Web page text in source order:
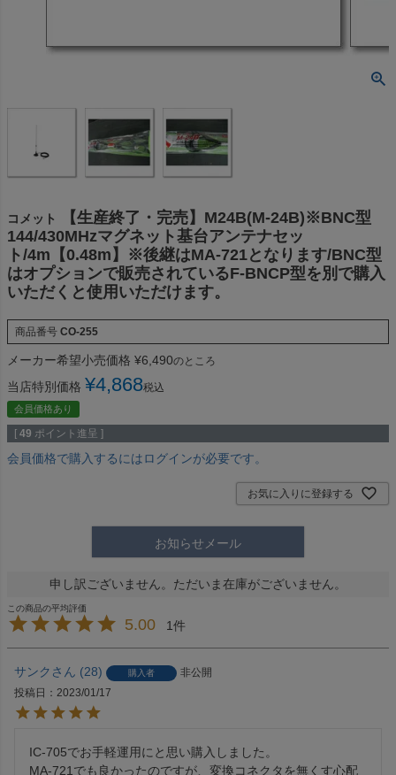
コメット
【生産終了・完売】M24B(M-24B)※BNC型
144/430MHzマグネット基台アンテナセッ
ト/4m【0.48m】※後継はMA-721となります/BNC型
はオプションで販売されているF-BNCP型を別で購入
いただくと使用いただけます。
商品番号 CO-255
メーカー希望小売価格 ¥6,490のところ
当店特別価格 ¥4,868税込
会員価格あり
[ 49 ポイント進呈 ]
会員価格で購入するにはログインが必要です。
お気に入りに登録する
お知らせメール
申し訳ございません。ただいま在庫がございません。
5.00 1
サンク 28 購入者
非公開
投稿日
2023/01/17
IC-705でお手軽運用にと思い購入しました。
MA-721でも良かったのですが、変換コネクタを無くす心配